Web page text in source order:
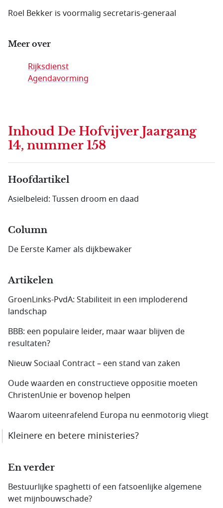
Roel Bekker is voormalig secretaris-generaal
Meer over
Rijksdienst
Agendavorming
Inhoud De Hofvijver Jaargang
14, nummer 158
Hoofdartikel
Asielbeleid: Tussen droom en daad
Column
De Eerste Kamer als dijkbewaker
Artikelen
GroenLinks-PvdA: Stabiliteit in een imploderend
landschap
BBB: een populaire leider, maar waar blijven de
resultaten?
Nieuw Sociaal Contract – een stand van zaken
Oude waarden en constructieve oppositie moeten
ChristenUnie er bovenop helpen
Waarom uiteenrafelend Europa nu eenmotorig vliegt
Kleinere en betere ministeries?
En verder
Bestuurlijke spaghetti of een fatsoenlijke algemene
wet mijnbouwschade?